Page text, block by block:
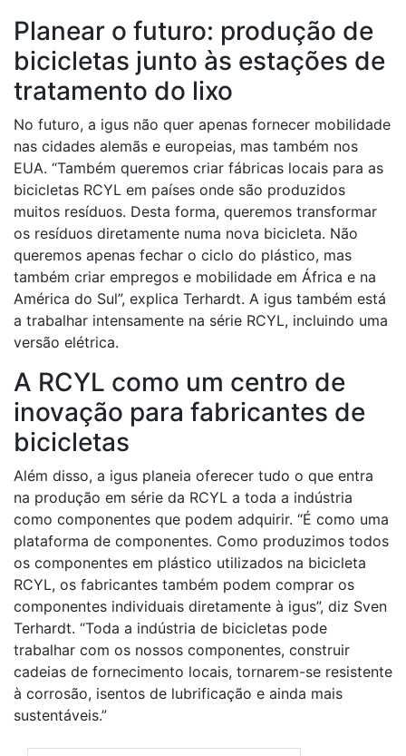
Planear o futuro: produção de
bicicletas junto às estações de
tratamento do lixo
No futuro, a igus não quer apenas fornecer mobilidade
nas cidades alemãs e europeias, mas também nos
EUA. “Também queremos criar fábricas locais para as
bicicletas RCYL em países onde são produzidos
muitos resíduos. Desta forma, queremos transformar
os resíduos diretamente numa nova bicicleta. Não
queremos apenas fechar o ciclo do plástico, mas
também criar empregos e mobilidade em África e na
América do Sul”, explica Terhardt. A igus também está
a trabalhar intensamente na série RCYL, incluindo uma
versão elétrica.
A RCYL como um centro de
inovação para fabricantes de
bicicletas
Além disso, a igus planeia oferecer tudo o que entra
na produção em série da RCYL a toda a indústria
como componentes que podem adquirir. “É como uma
plataforma de componentes. Como produzimos todos
os componentes em plástico utilizados na bicicleta
RCYL, os fabricantes também podem comprar os
componentes individuais diretamente à igus”, diz Sven
Terhardt. “Toda a indústria de bicicletas pode
trabalhar com os nossos componentes, construir
cadeias de fornecimento locais, tornarem-se resistente
à corrosão, isentos de lubrificação e ainda mais
sustentáveis.”